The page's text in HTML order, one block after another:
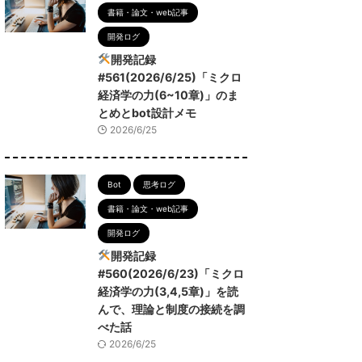
書籍・論文・web記事
開発ログ
開発記録
#561(2026/6/25)「ミクロ
経済学の力(6~10章)」のま
とめとbot設計メモ
2026/6/25
Bot 思考ログ
書籍・論文・web記事
開発ログ
開発記録
#560(2026/6/23)「ミクロ
経済学の力(3,4,5章)」を読
んで、理論と制度の接続を調
べた話
2026/6/25